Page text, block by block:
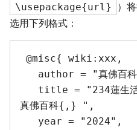
\usepackage{url}
）
选用下列格式：
真佛百科{,} ",